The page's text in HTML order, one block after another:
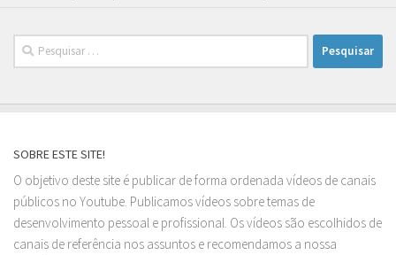
Pesquisar
por:
SOBRE ESTE SITE!
O objetivo deste site é publicar de forma ordenada vídeos de canais
públicos no Youtube. Publicamos vídeos sobre temas de
desenvolvimento pessoal e profissional. Os vídeos são escolhidos de
canais de referência nos assuntos e recomendamos a nossa